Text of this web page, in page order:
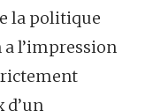
la politique
a l’impression